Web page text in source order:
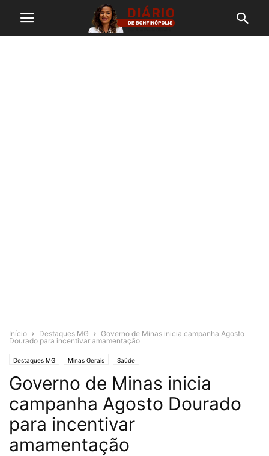
Início Destaques MG
Governo de Minas inicia campanha Agosto
Dourado para incentivar amamentação
Destaques MG Minas Gerais Saúde
Governo de Minas inicia
campanha Agosto Dourado
para incentivar
amamentação